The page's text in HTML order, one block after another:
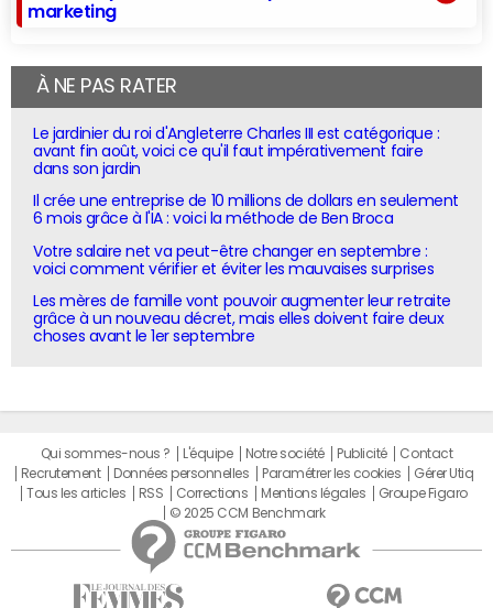
marketing
À NE PAS RATER
Le jardinier du roi d'Angleterre Charles III est catégorique :
avant fin août, voici ce qu'il faut impérativement faire
dans son jardin
Il crée une entreprise de 10 millions de dollars en seulement
6 mois grâce à l'IA : voici la méthode de Ben Broca
Votre salaire net va peut-être changer en septembre :
voici comment vérifier et éviter les mauvaises surprises
Les mères de famille vont pouvoir augmenter leur retraite
grâce à un nouveau décret, mais elles doivent faire deux
choses avant le 1er septembre
Qui sommes-nous ? L'équipe Notre société Publicité
Contact
Recrutement
Données personnelles Paramétrer les cookies
Gérer Utiq
Tous les articles
RSS Corrections Mentions légales
Groupe Figaro
© 2025 CCM Benchmark